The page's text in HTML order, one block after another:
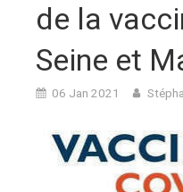
de la
Seine et
06 Jan 2021